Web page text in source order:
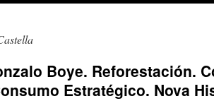
Boye. Reforestación.
Estratégico. Nova